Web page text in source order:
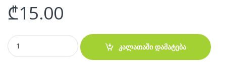
₾15.00
Cat Ear Bluetooth Headphones P47M Black quantity
კალათაში დამატება